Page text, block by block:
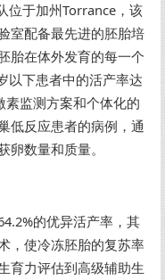
位于加州Torrance，该
室配备最先进的胚胎培
胎在体外发育的每一个
以下患者中的活产率达
素监测方案和个体化的
低反应患者的病例，通
数量和质量。
的优异活产率，其
，使冷冻胚胎的复苏率
育力评估到高级辅助生